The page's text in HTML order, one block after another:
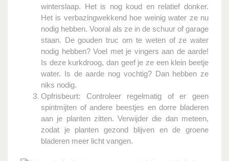
winterslaap. Het is nog koud en relatief donker.
Het is verbazingwekkend hoe weinig water ze nu
nodig hebben. Vooral als ze in de schuur of garage
staan. De gouden truc om te weten of ze water
nodig hebben? Voel met je vingers aan de aarde!
Is deze kurkdroog, dan geef je ze een klein beetje
water. Is de aarde nog vochtig? Dan hebben ze
niks nodig.
Opfrisbeurt: Controleer regelmatig of er geen
spintmijten of andere beestjes en dorre bladeren
aan je planten zitten. Verwijder die dan meteen,
zodat je planten gezond blijven en de groene
bladeren meer licht vangen.